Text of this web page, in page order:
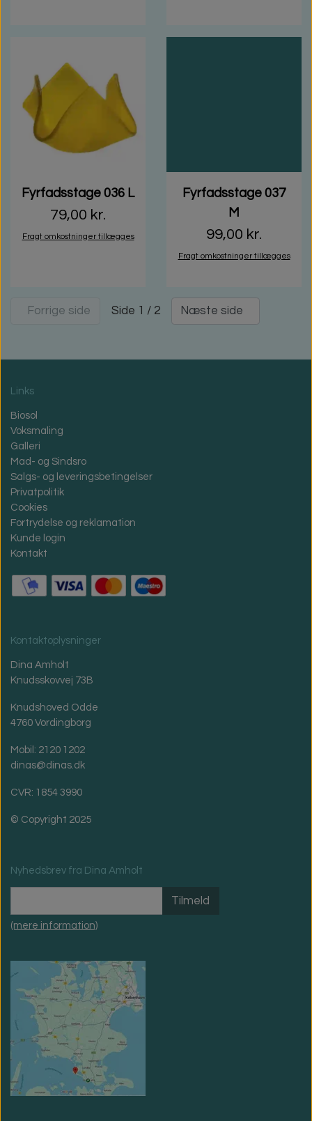
Fyrfadsstage 036 L
79,00 kr.
Fragt omkostninger tillægges
Fyrfadsstage 037
M
99,00 kr.
Fragt omkostninger tillægges
Forrige side Side 1 / 2 Næste side
Links
Biosol
Voksmaling
Galleri
Mad- og Sindsro
Salgs- og leveringsbetingelser
Privatpolitik
Cookies
Fortrydelse og reklamation
Kunde login
Kontakt
Kontaktoplysninger
Dina Amholt
Knudsskovvej 73B
Knudshoved Odde
4760 Vordingborg
Mobil: 2120 1202
dinas@dinas.dk
CVR: 1854 3990
© Copyright 2025
Nyhedsbrev fra Dina Amholt
Tilmeld
(mere information)